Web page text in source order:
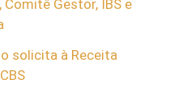
Gestor, IBS e
solicita à Receita